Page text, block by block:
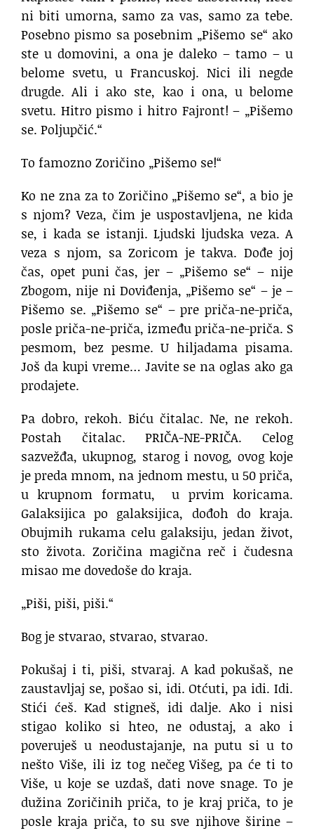
ni biti umorna, samo za vas, samo za tebe.
Posebno pismo sa posebnim „Pišemo se“ ako
ste u domovini, a ona je daleko – tamo – u
belome svetu, u Francuskoj. Nici ili negde
drugde. Ali i ako ste, kao i ona, u belome
svetu. Hitro pismo i hitro Fajront! – „Pišemo
se. Poljupčić.“
To famozno Zoričino „Pišemo se!“
Ko ne zna za to Zoričino „Pišemo se“, a bio je
s njom? Veza, čim je uspostavljena, ne kida
se, i kada se istanji. Ljudski ljudska veza. A
veza s njom, sa Zoricom je takva. Dođe joj
čas, opet puni čas, jer – „Pišemo se“ – nije
Zbogom, nije ni Doviđenja, „Pišemo se“ – je –
Pišemo se. „Pišemo se“ – pre priča-ne-priča,
posle priča-ne-priča, između priča-ne-priča. S
pesmom, bez pesme. U hiljadama pisama.
Još da kupi vreme… Javite se na oglas ako ga
prodajete.
Pa dobro, rekoh. Biću čitalac. Ne, ne rekoh.
Postah čitalac. PRIČA-NE-PRIČA. Celog
sazvežđa, ukupnog, starog i novog, ovog koje
je preda mnom, na jednom mestu, u 50 priča,
u krupnom formatu, u prvim koricama.
Galaksijica po galaksijica, dođoh do kraja.
Obujmih rukama celu galaksiju, jedan život,
sto života. Zoričina magična reč i čudesna
misao me dovedoše do kraja.
„Piši, piši, piši.“
Bog je stvarao, stvarao, stvarao.
Pokušaj i ti, piši, stvaraj. A kad pokušaš, ne
zaustavljaj se, pošao si, idi. Otćuti, pa idi. Idi.
Stići ćeš. Kad stigneš, idi dalje. Ako i nisi
stigao koliko si hteo, ne odustaj, a ako i
poveruješ u neodustajanje, na putu si u to
nešto Više, ili iz tog nečeg Višeg, pa će ti to
Više, u koje se uzdaš, dati nove snage. To je
dužina Zoričinih priča, to je kraj priča, to je
posle kraja priča, to su sve njihove širine –